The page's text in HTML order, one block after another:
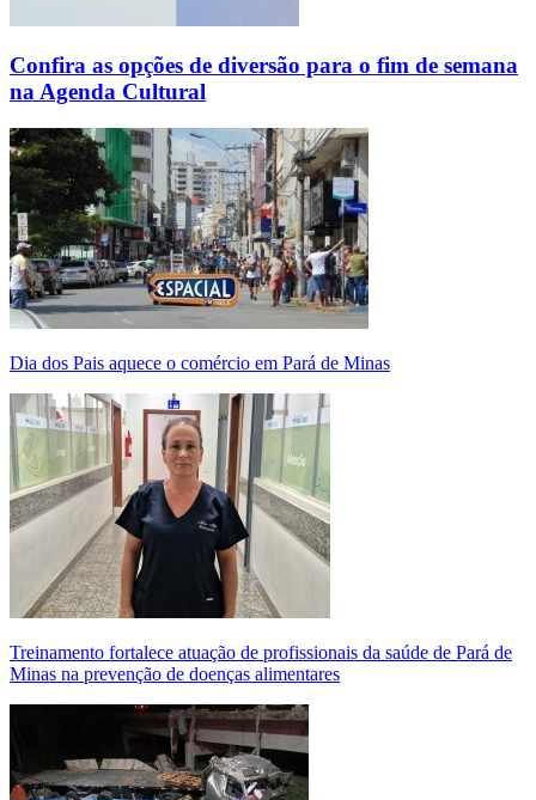
Confira as opções de diversão para o fim de semana
na Agenda Cultural
Dia dos Pais aquece o comércio em Pará de Minas
Treinamento fortalece atuação de profissionais da saúde de Pará de
Minas na prevenção de doenças alimentares